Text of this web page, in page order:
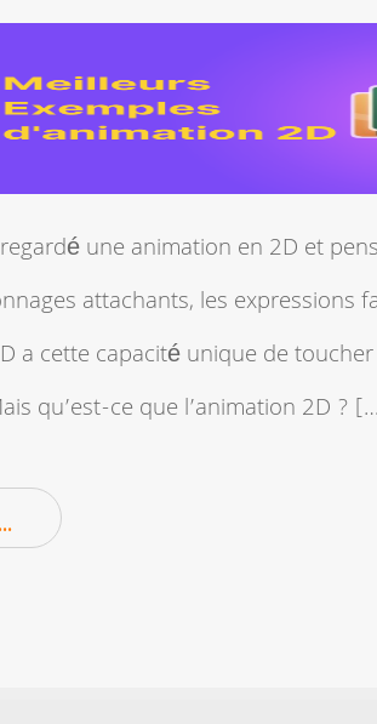
une animation en 2D et
attachants, les expressions
a cette capacité unique de
qu’est-ce que l’animation 2D ?